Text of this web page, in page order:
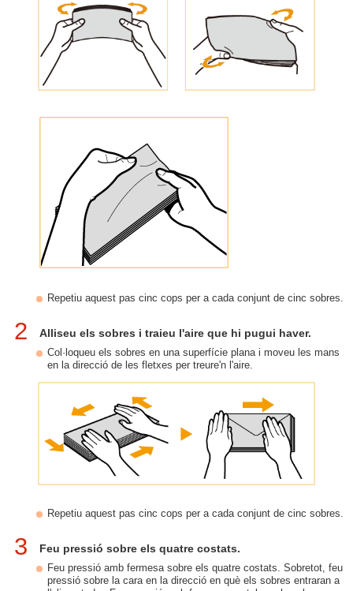
Repetiu aquest pas cinc cops per a cada conjunt de cinc sobres.
2 Alliseu els sobres i traieu l'aire que hi pugui haver.
Col·loqueu els sobres en una superfície plana i moveu les mans
en la direcció de les fletxes per treure'n l'aire.
Repetiu aquest pas cinc cops per a cada conjunt de cinc sobres.
3 Feu pressió sobre els quatre costats.
Feu pressió amb fermesa sobre els quatre costats. Sobretot, feu
pressió sobre la cara en la direcció en què els sobres entraran a